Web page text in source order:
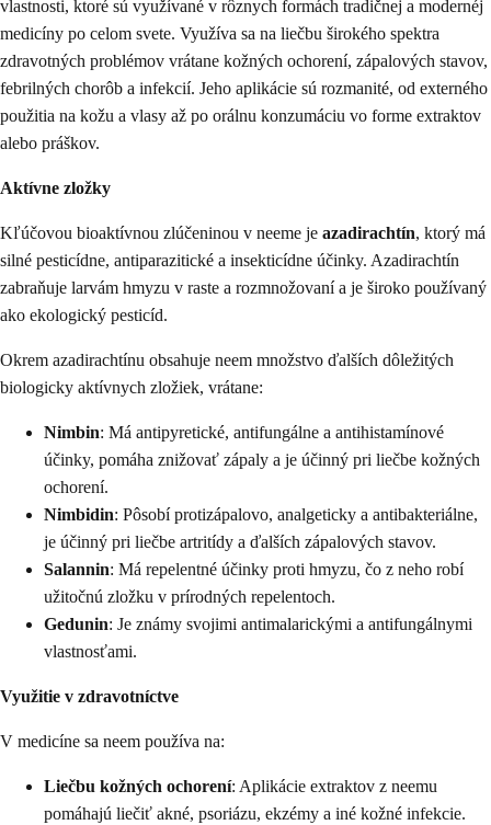
vlastnosti, ktoré sú využívané v rôznych formách tradičnej a modernéj
medicíny po celom svete. Využíva sa na liečbu širokého spektra
zdravotných problémov vrátane kožných ochorení, zápalových stavov,
febrilných chorôb a infekcií. Jeho aplikácie sú rozmanité, od externého
použitia na kožu a vlasy až po orálnu konzumáciu vo forme extraktov
alebo práškov.
Aktívne zložky
Kľúčovou bioaktívnou zlúčeninou v neeme je azadirachtín, ktorý má
silné pesticídne, antiparazitické a insekticídne účinky. Azadirachtín
zabraňuje larvám hmyzu v raste a rozmnožovaní a je široko používaný
ako ekologický pesticíd.
Okrem azadirachtínu obsahuje neem množstvo ďalších dôležitých
biologicky aktívnych zložiek, vrátane:
Nimbin: Má antipyretické, antifungálne a antihistamínové
účinky, pomáha znižovať zápaly a je účinný pri liečbe kožných
ochorení.
Nimbidin: Pôsobí protizápalovo, analgeticky a antibakteriálne,
je účinný pri liečbe artritídy a ďalších zápalových stavov.
Salannin: Má repelentné účinky proti hmyzu, čo z neho robí
užitočnú zložku v prírodných repelentoch.
Gedunin: Je známy svojimi antimalarickými a antifungálnymi
vlastnosťami.
Využitie v zdravotníctve
V medicíne sa neem používa na:
Liečbu kožných ochorení: Aplikácie extraktov z neemu
pomáhajú liečiť akné, psoriázu, ekzémy a iné kožné infekcie.